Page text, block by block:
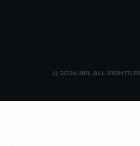
© 2026 JBIL ALL RIGHTS